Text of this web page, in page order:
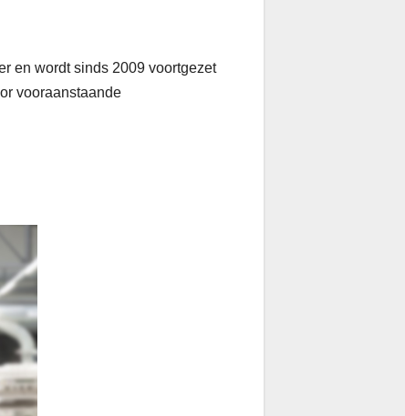
en wordt sinds 2009 voortgezet
vooraanstaande